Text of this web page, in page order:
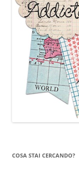
COSA STAI CERCANDO?